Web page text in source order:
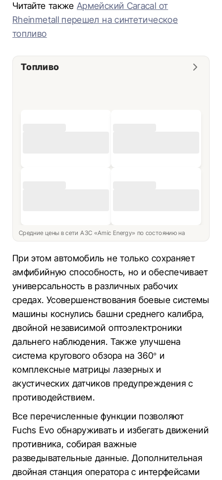
Читайте такжеАрмейский Caracal от
Rheinmetall перешел на синтетическое
топливо
Топливо
Средние цены в сети АЗС «Amic Energy» по состоянию на
При этом автомобиль не только сохраняет
амфибийную способность, но и обеспечивает
универсальность в различных рабочих
средах. Усовершенствования боевые системы
машины коснулись башни среднего калибра,
двойной независимой оптоэлектроники
дальнего наблюдения. Также улучшена
система кругового обзора на 360° и
комплексные матрицы лазерных и
акустических датчиков предупреждения с
противодействием.
Все перечисленные функции позволяют
Fuchs Evo обнаруживать и избегать движений
противника, собирая важные
разведывательные данные. Дополнительная
двойная станция оператора с интерфейсами